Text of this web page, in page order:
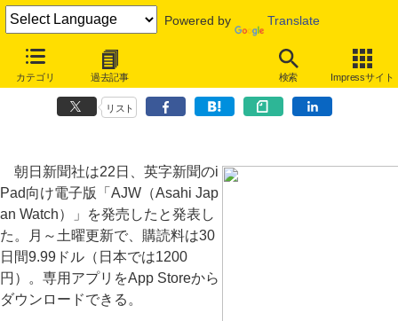
Powered by Translate
カテゴリ 過去記事 検索 Impressサイト
朝日新聞社、英字新聞のiPad向け電子版「AJW（Asahi Japan
Watch）」
リスト
朝日新聞社は22日、英字新聞のi
Pad向け電子版「AJW（Asahi Jap
an Watch）」を発売したと発表し
た。月～土曜更新で、購読料は30
日間9.99ドル（日本では1200
円）。専用アプリをApp Storeから
ダウンロードできる。